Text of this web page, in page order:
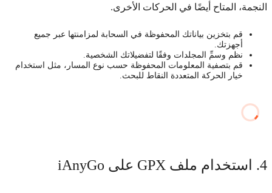
النجمة، المتاح أيضًا في الحركات الأخرى.
قم بتخزين بياناتك المحفوظة في السحابة لمزامنتها عبر جميع
أجهزتك.
نظم وسمِّ المجلدات وفقًا لتفضيلاتك الشخصية.
قم بتصفية المعلومات المحفوظة حسب نوع المسار، مثل استخدام
خيار الحركة المتعددة النقاط للبحث.
4. استخدام ملف GPX على iAnyGo